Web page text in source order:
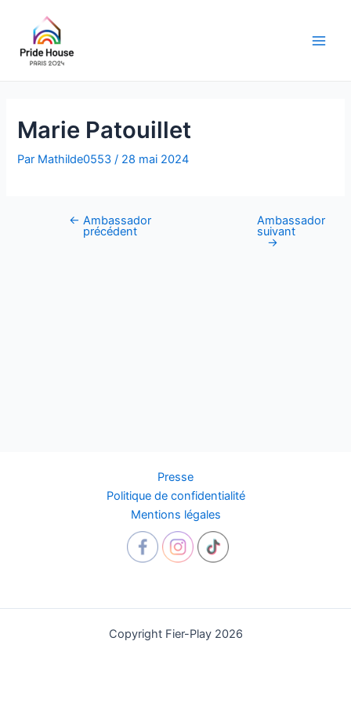
contenu
Marie Patouillet
Par Mathilde0553/ 28 mai 2024
Navigation
← Ambassador
précédent
Ambassador
suivant
→
Presse
Politique de confidentialité
Mentions légales
Copyright Fier-Play 2026